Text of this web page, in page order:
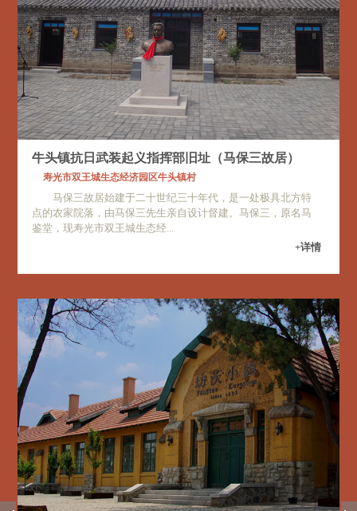
牛头镇抗日武装起义指挥部旧址（马保三故居）
寿光市双王城生态经济园区牛头镇村
马保三故居始建于二十世纪三十年代，是一处极具北方特
点的农家院落，由马保三先生亲自设计督建。马保三，原名马
鉴堂，现寿光市双王城生态经...
+详情